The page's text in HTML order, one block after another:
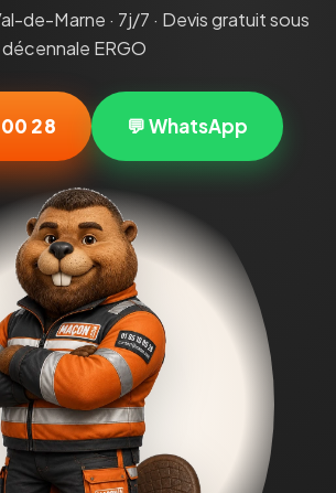
de-Marne · 7j/7 · Devis gratuit sous
ERGO
00 28 💬 WhatsApp